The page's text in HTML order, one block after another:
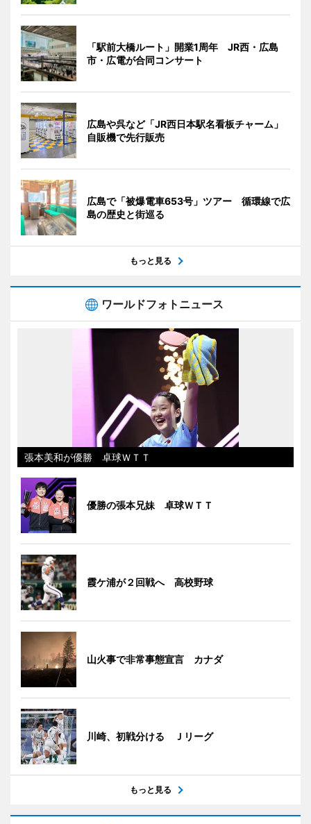
「駅前大橋ルート」開業1周年 JR西・広島
市・広電が合同コンサート
広島や呉など「JR西日本駅名看板チャーム」
自販機で先行販売
広島で「被爆電車653号」ツアー 循環線で広
島の歴史と街巡る
もっと見る
ワールドフォトニュース
張本美和が優勝 卓球ＷＴＴ
優勝の張本兄妹 卓球ＷＴＴ
霞ケ浦が２回戦へ 高校野球
山火事で非常事態宣言 カナダ
川崎、初戦分ける Ｊリーグ
もっと見る